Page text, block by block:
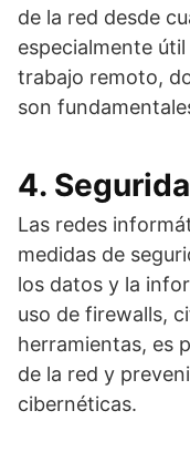
de la red desde
especialmente
trabajo remoto,
son
4.
Las redes
medidas de
los datos y la
uso de firewalls,
herramientas, es
de la red y
cibernéticas.